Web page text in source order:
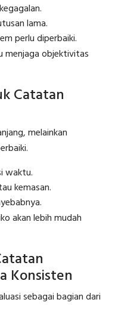
lama.
perlu diperbaiki.
menjaga objektivitas
Catatan
melainkan
waktu.
kemasan.
akan lebih mudah
Konsisten
sebagai bagian dari